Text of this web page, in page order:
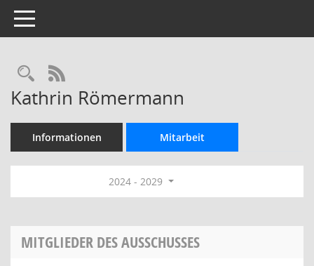
Toggle navigation
Rechercheauswahl
RSS-Feed
Kathrin Römermann
Informationen Mitarbeit
2024 - 2029
MITGLIEDER DES AUSSCHUSSES